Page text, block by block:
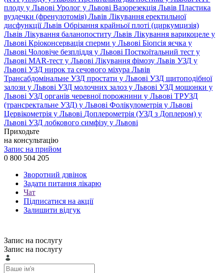
плоду у Львові Уролог у Львові Вазорезекція Львів Пластика
вуздечки (френулотомія) Львів Лікування еректильної
дисфункції Львів Обрізання крайньої плоті (циркумцизія)
Львів Лікування баланопоститу Львів Лікування варикоцеле у
Львові Кріоконсервація сперми у Львові Біопсія яєчка у
Львові Чоловіче безпліддя у Львові Посткоїтальний тест у
Львові MAR-тест у Львові Лікування фімозу Львів УЗД у
Львові УЗД нирок та сечового міхура Львів
Трансабдомінальне УЗД простати у Львові УЗД щитоподібної
залози у Львові УЗД молочних залоз у Львові УЗД мошонки у
Львові УЗД органів черевної порожнини у Львові ТРУЗД
(трансректальне УЗД) у Львові Фолікулометрія у Львові
Цервікометрія у Львові Доплерометрія (УЗД з Доплером) у
Львові УЗД лобкового симфізу у Львові
Приходьте
на консультацію
Запис на прийом
0 800 504 205
Зворотний дзвінок
Задати питання лікарю
Чат
Підписатися на акції
Залишити відгук
Запис на послугу
Запис на послугу